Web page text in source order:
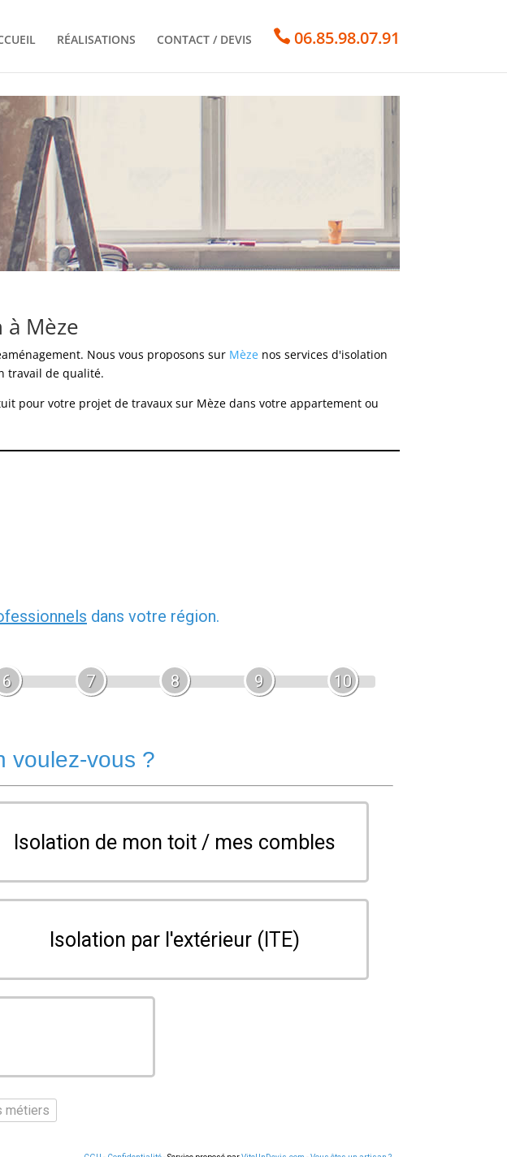
RÉALISATIONS CONTACT / DEVIS  06.85.98.07.91
Mèze
Nous vous proposons sur Mèze nos services d'isolation
travail de qualité.
pour votre projet de travaux sur Mèze dans votre appartement ou
dans votre région.
6 7 8 9 10
voulez-vous ?
Isolation de mon toit / mes combles
Isolation par l'extérieur (ITE)
métiers